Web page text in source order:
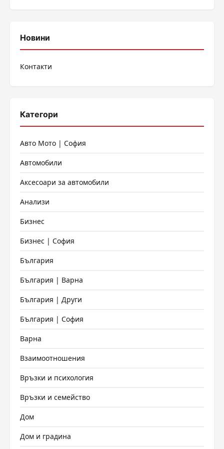
Новини
Контакти
Категори
Авто Мото | София
Автомобили
Аксесоари за автомобили
Анализи
Бизнес
Бизнес | София
България
България | Варна
България | Други
България | София
Варна
Взаимоотношения
Връзки и психология
Връзки и семейство
Дом
Дом и градина